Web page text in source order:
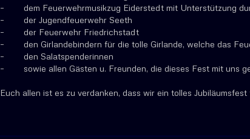
– dem Feuerwehrmusikzug Eiderstedt mit Unterstützung
– der Jugendfeuerwehr Seeth
– der Feuerwehr Friedrichstadt
– den Girlandebindern für die tolle Girlande, welche das
– den Salatspenderinnen
– sowie allen Gästen u. Freunden, die dieses Fest mit uns
Euch allen ist es zu verdanken, dass wir ein tolles